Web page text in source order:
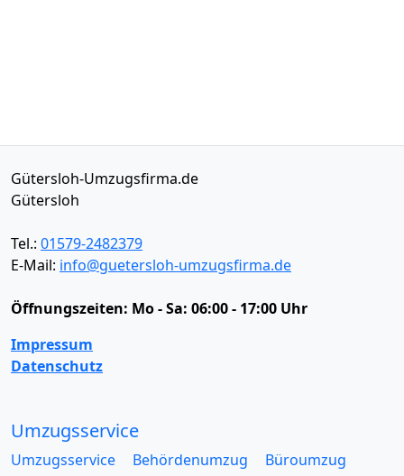
Gütersloh-Umzugsfirma.de
Gütersloh
Tel.: 01579-2482379
E-Mail: info@guetersloh-umzugsfirma.de
Öffnungszeiten: Mo - Sa: 06:00 - 17:00 Uhr
Impressum
Datenschutz
Umzugsservice
Umzugsservice Behördenumzug
Büroumzug